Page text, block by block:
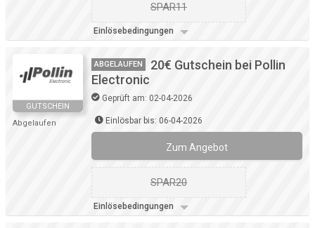
SPAR11
Einlösebedingungen
GUTSCHEIN
Abgelaufen
ABGELAUFEN
20€ Gutschein bei Pollin
Electronic
Geprüft am: 02-04-2026
Einlösbar bis: 06-04-2026
Zum Angebot
SPAR20
Einlösebedingungen